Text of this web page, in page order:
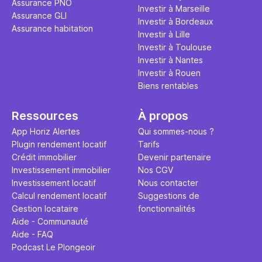
Assurance PNO
Assurance GLI
Assurance habitation
Investir à Marseille
Investir à Bordeaux
Investir à Lille
Investir à Toulouse
Investir à Nantes
Investir à Rouen
Biens rentables
Ressources
App Horiz Alertes
Plugin rendement locatif
Crédit immobilier
Investissement immobilier
Investissement locatif
Calcul rendement locatif
Gestion locataire
Aide - Communauté
Aide - FAQ
Podcast Le Plongeoir
À propos
Qui sommes-nous ?
Tarifs
Devenir partenaire
Nos CGV
Nous contacter
Suggestions de
fonctionnalités